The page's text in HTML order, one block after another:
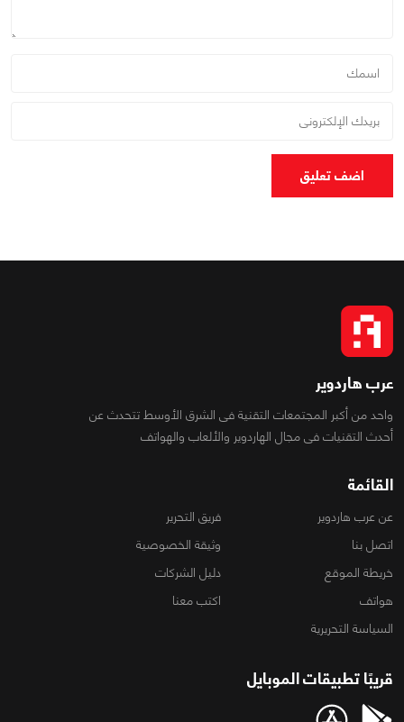
اضف تعليق
عرب هاردوير
واحد من أكبر المجتمعات التقنية فى الشرق الأوسط تتحدث عن
أحدث التقنيات فى مجال الهاردوير والألعاب والهواتف
القائمة
عن عرب هاردوير
فريق التحرير
اتصل بنا
وثيقة الخصوصية
خريطة الموقع
دليل الشركات
هواتف
اكتب معنا
السياسة التحريرية
قريبًا تطبيقات الموبايل